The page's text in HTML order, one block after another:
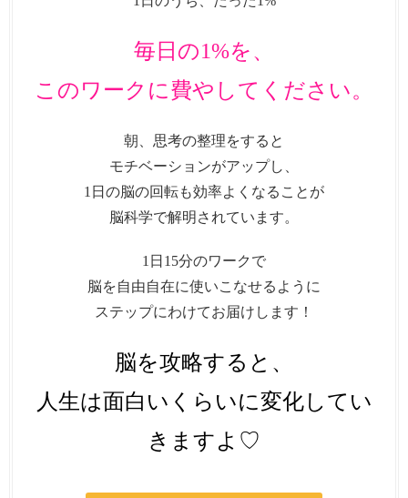
毎日の1%を、
このワークに費やしてください。
朝、思考の整理をすると
モチベーションがアップし、
1日の脳の回転も効率よくなることが
脳科学で解明されています。
1日15分のワークで
脳を自由自在に使いこなせるように
ステップにわけてお届けします！
脳を攻略すると、
人生は面白いくらいに変化してい
きますよ♡